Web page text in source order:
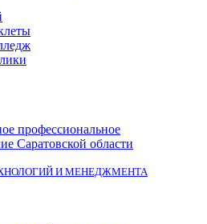
профессиональное
Саратовской области
И МЕНЕДЖМЕНТА